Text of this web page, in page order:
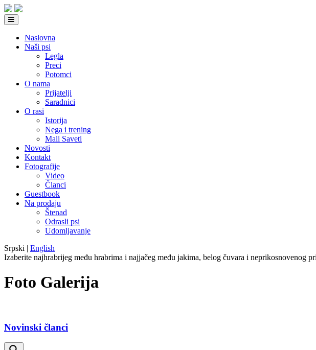
Naslovna
Naši psi
Legla
Preci
Potomci
O nama
Prijatelji
Saradnici
O rasi
Istorija
Nega i trening
Mali Saveti
Novosti
Kontakt
Fotografije
Video
Članci
Guestbook
Na prodaju
Štenad
Odrasli psi
Udomljavanje
Srpski | English
Izaberite najhrabrijeg među hrabrima i najjačeg među jakima, belog čuvara i neprikosnovenog
Foto Galerija
Novinski članci